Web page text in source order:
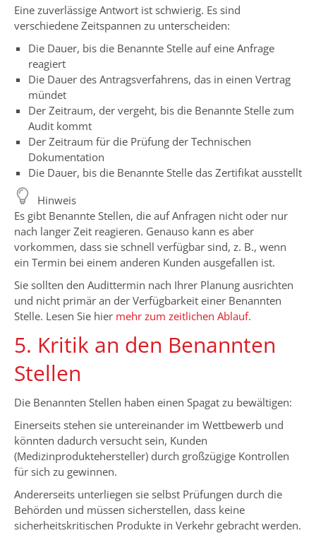
Eine zuverlässige Antwort ist schwierig. Es sind
verschiedene Zeitspannen zu unterscheiden:
Die Dauer, bis die Benannte Stelle auf eine Anfrage
reagiert
Die Dauer des Antragsverfahrens, das in einen Vertrag
mündet
Der Zeitraum, der vergeht, bis die Benannte Stelle zum
Audit kommt
Der Zeitraum für die Prüfung der Technischen
Dokumentation
Die Dauer, bis die Benannte Stelle das Zertifikat ausstellt
Hinweis
Es gibt Benannte Stellen, die auf Anfragen nicht oder nur
nach langer Zeit reagieren. Genauso kann es aber
vorkommen, dass sie schnell verfügbar sind, z. B., wenn
ein Termin bei einem anderen Kunden ausgefallen ist.
Sie sollten den Audittermin nach Ihrer Planung ausrichten
und nicht primär an der Verfügbarkeit einer Benannten
Stelle. Lesen Sie hier mehr zum zeitlichen Ablauf.
5. Kritik an den Benannten
Stellen
Die Benannten Stellen haben einen Spagat zu bewältigen:
Einerseits stehen sie untereinander im Wettbewerb und
könnten dadurch versucht sein, Kunden
(Medizinproduktehersteller) durch großzügige Kontrollen
für sich zu gewinnen.
Andererseits unterliegen sie selbst Prüfungen durch die
Behörden und müssen sicherstellen, dass keine
sicherheitskritischen Produkte in Verkehr gebracht werden.